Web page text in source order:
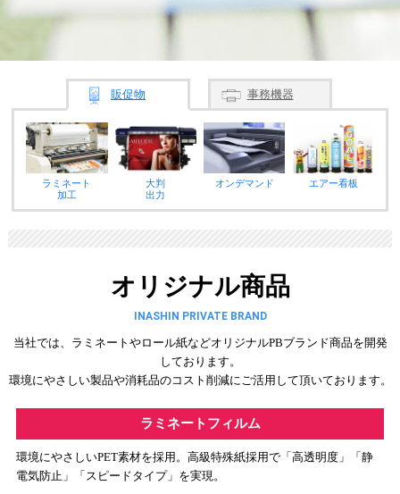
販促物 事務機器
ラミネート
加工
大判
出力
オンデマンド エアー看板
オリジナル商品
INASHIN PRIVATE BRAND
当社では、ラミネートやロール紙などオリジナルPBブランド商品を開発
しております。
環境にやさしい製品や消耗品のコスト削減にご活用して頂いております。
ラミネートフィルム
環境にやさしいPET素材を採用。高級特殊紙採用で「高透明度」「静
電気防止」「スピードタイプ」を実現。